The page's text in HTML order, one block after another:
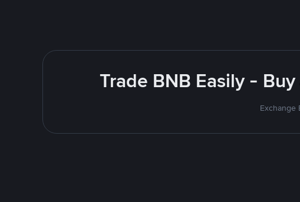
Trade BNB Easily -
Exchange